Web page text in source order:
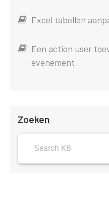
Excel tabellen
Een action user
evenement
Zoeken